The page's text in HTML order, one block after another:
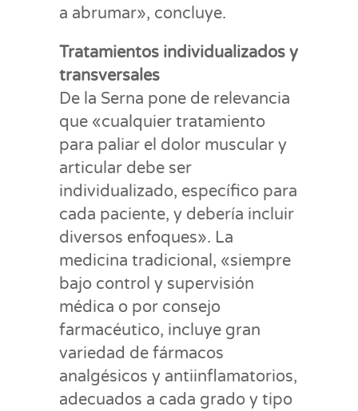
a abrumar», concluye.
Tratamientos individualizados y
transversales
De la Serna pone de relevancia
que «cualquier tratamiento
para paliar el dolor muscular y
articular debe ser
individualizado, específico para
cada paciente, y debería incluir
diversos enfoques». La
medicina tradicional, «siempre
bajo control y supervisión
médica o por consejo
farmacéutico, incluye gran
variedad de fármacos
analgésicos y antiinflamatorios,
adecuados a cada grado y tipo